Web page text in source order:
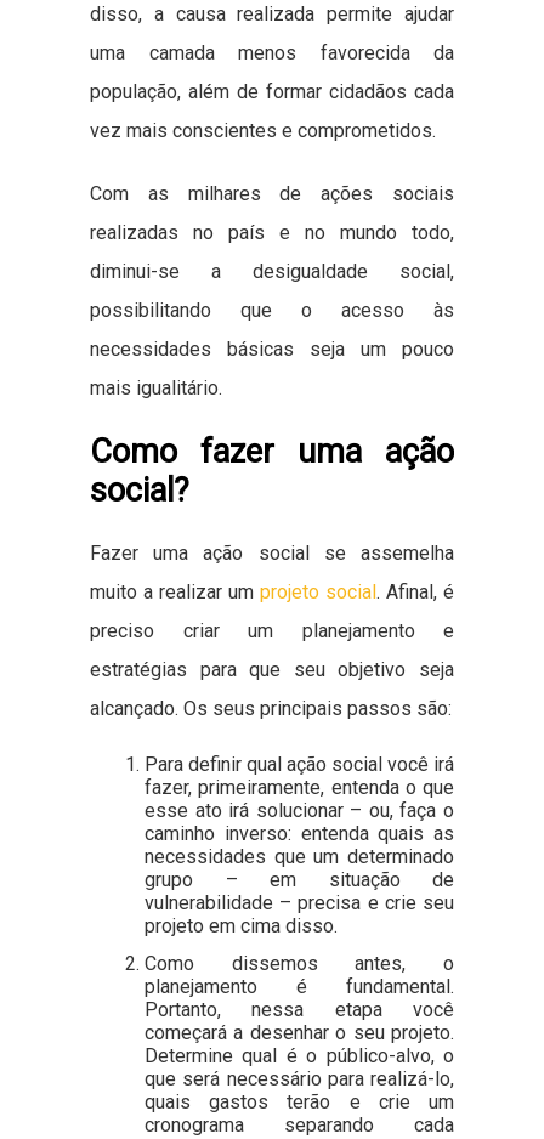
disso, a causa realizada permite ajudar
uma camada menos favorecida da
população, além de formar cidadãos cada
vez mais conscientes e comprometidos.
Com as milhares de ações sociais
realizadas no país e no mundo todo,
diminui-se a desigualdade social,
possibilitando que o acesso às
necessidades básicas seja um pouco
mais igualitário.
Como fazer uma ação
social?
Fazer uma ação social se assemelha
muito a realizar um projeto social. Afinal, é
preciso criar um planejamento e
estratégias para que seu objetivo seja
alcançado. Os seus principais passos são:
Para definir qual ação social você irá
fazer, primeiramente, entenda o que
esse ato irá solucionar – ou, faça o
caminho inverso: entenda quais as
necessidades que um determinado
grupo – em situação de
vulnerabilidade – precisa e crie seu
projeto em cima disso.
Como dissemos antes, o
planejamento é fundamental.
Portanto, nessa etapa você
começará a desenhar o seu projeto.
Determine qual é o público-alvo, o
que será necessário para realizá-lo,
quais gastos terão e crie um
cronograma separando cada